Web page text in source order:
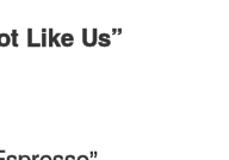
Like Us”